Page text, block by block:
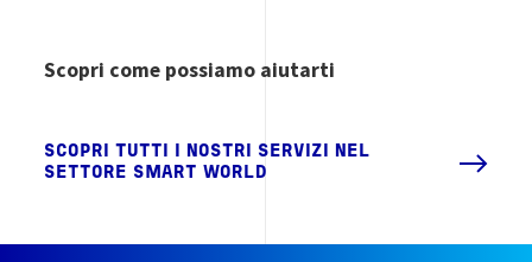
Scopri come possiamo aiutarti
SCOPRI TUTTI I NOSTRI SERVIZI NEL
SETTORE SMART WORLD